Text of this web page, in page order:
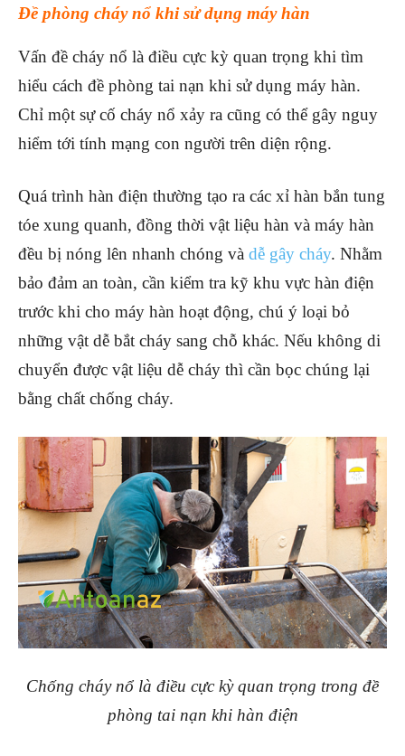
Đề phòng cháy nổ khi sử dụng máy hàn
Vấn đề cháy nổ là điều cực kỳ quan trọng khi tìm
hiểu cách đề phòng tai nạn khi sử dụng máy hàn.
Chỉ một sự cố cháy nổ xảy ra cũng có thể gây nguy
hiểm tới tính mạng con người trên diện rộng.
Quá trình hàn điện thường tạo ra các xỉ hàn bắn tung
tóe xung quanh, đồng thời vật liệu hàn và máy hàn
đều bị nóng lên nhanh chóng và dễ gây cháy. Nhằm
bảo đảm an toàn, cần kiểm tra kỹ khu vực hàn điện
trước khi cho máy hàn hoạt động, chú ý loại bỏ
những vật dễ bắt cháy sang chỗ khác. Nếu không di
chuyển được vật liệu dễ cháy thì cần bọc chúng lại
bằng chất chống cháy.
Chống cháy nổ là điều cực kỳ quan trọng trong đề
phòng tai nạn khi hàn điện